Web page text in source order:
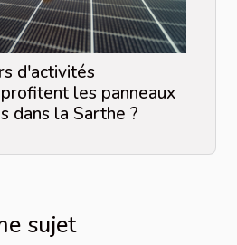
d'activités
les panneaux
dans la Sarthe ?
sujet